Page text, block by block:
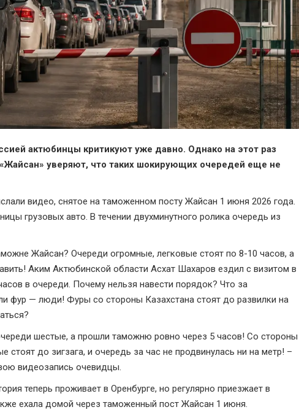
актюбинцы критикуют уже давно. Однако на этот раз
уверяют, что таких шокирующих очередей еще не
видео, снятое на таможенном посту Жайсан 1 июня 2026 года.
грузовых авто. В течении двухминутного ролика очередь из
Жайсан? Очереди огромные, легковые стоят по 8-10 часов, а
Аким Актюбинской области Асхат Шахаров ездил с визитом в
в очереди. Почему нельзя навести порядок? Что за
фур — люди! Фуры со стороны Казахстана стоят до развилки на
шестые, а прошли таможню ровно через 5 часов! Со стороны
стоят до зигзага, и очередь за час не продвинулась ни на метр! –
видеозапись очевидцы.
теперь проживает в Оренбурге, но регулярно приезжает в
ехала домой через таможенный пост Жайсан 1 июня.